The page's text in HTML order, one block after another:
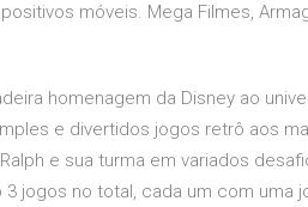
móveis. Mega Filmes,
homenagem da Disney ao
e divertidos jogos retrô aos
e sua turma em variados
3 jogos no total, cada um com uma